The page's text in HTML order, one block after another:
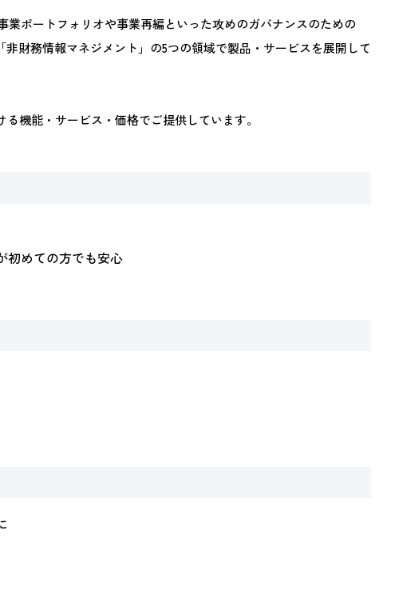
ポートフォリオや事業再編といった攻めのガバナンスのための
財務情報マネジメント」の5つの領域で製品・サービスを展開して
機能・サービス・価格でご提供しています。
初めての方でも安心